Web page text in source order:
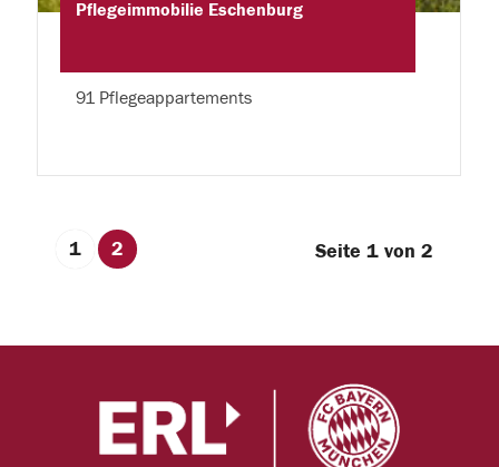
Pflegeimmobilie Eschenburg
91 Pflegeappartements
Seite 1 von 2
1 2